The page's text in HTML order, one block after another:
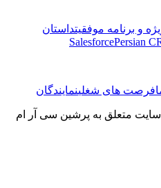
و برنامه موفقیتداستان
Persian
فرصت های شغلینمایندگان
متعلق به پرشین سی آر ام